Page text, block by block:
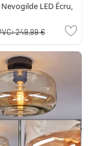
LED Écru,
249,99 €